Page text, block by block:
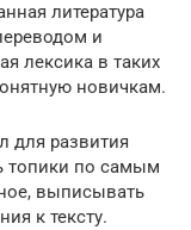
литература
и
лексика в таких
новичкам.
для развития
топики по самым
выписывать
к тексту.